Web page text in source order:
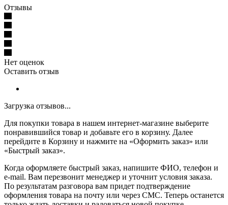
Отзывы
Нет оценок
Оставить отзыв
Загрузка отзывов...
Для покупки товара в нашем интернет-магазине выберите
понравившийся товар и добавьте его в корзину. Далее
перейдите в Корзину и нажмите на «Оформить заказ» или
«Быстрый заказ».
Когда оформляете быстрый заказ, напишите ФИО, телефон и
e-mail. Вам перезвонит менеджер и уточнит условия заказа.
По результатам разговора вам придет подтверждение
оформления товара на почту или через СМС. Теперь останется